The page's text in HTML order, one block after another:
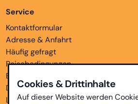
Service
Kontaktformular
Adresse & Anfahrt
Häufig gefragt
Reisebedingungen
Bankverbindungen
Downloads
Links
Cookies & Drittinhalte
Auf dieser Website werden